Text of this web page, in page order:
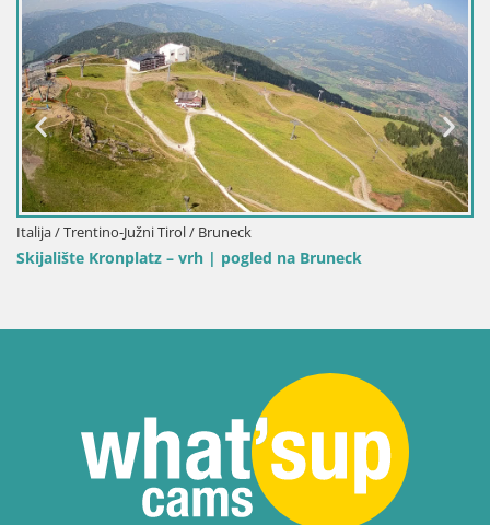
Italija / Trentino-Južni Tirol / Bruneck
Kronplatz vrh | pogled na Valdaora – Olang